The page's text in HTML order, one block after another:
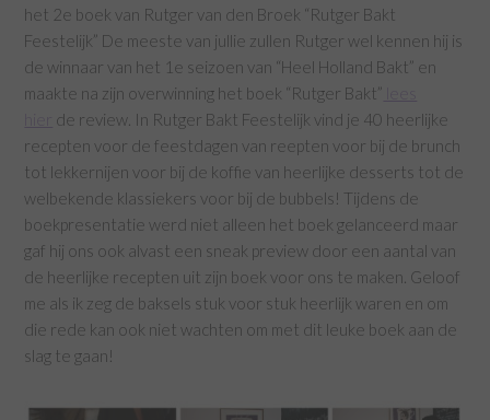
het 2e boek van Rutger van den Broek “Rutger Bakt
Feestelijk” De meeste van jullie zullen Rutger wel kennen hij is
de winnaar van het 1e seizoen van “Heel Holland Bakt” en
maakte na zijn overwinning het boek “Rutger Bakt”
de review. In Rutger Bakt Feestelijk vind je 40 heerlijke
recepten voor de feestdagen van reepten voor bij de brunch
tot lekkernijen voor bij de koffie van heerlijke desserts tot de
welbekende klassiekers voor bij de bubbels! Tijdens de
boekpresentatie werd niet alleen het boek gelanceerd maar
gaf hij ons ook alvast een sneak preview door een aantal van
de heerlijke recepten uit zijn boek voor ons te maken. Geloof
me als ik zeg de baksels stuk voor stuk heerlijk waren en om
die rede kan ook niet wachten om met dit leuke boek aan de
slag te gaan!